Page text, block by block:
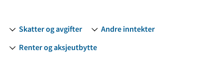
Skatter og avgifter
Andre inntekter
Renter og aksjeutbytte